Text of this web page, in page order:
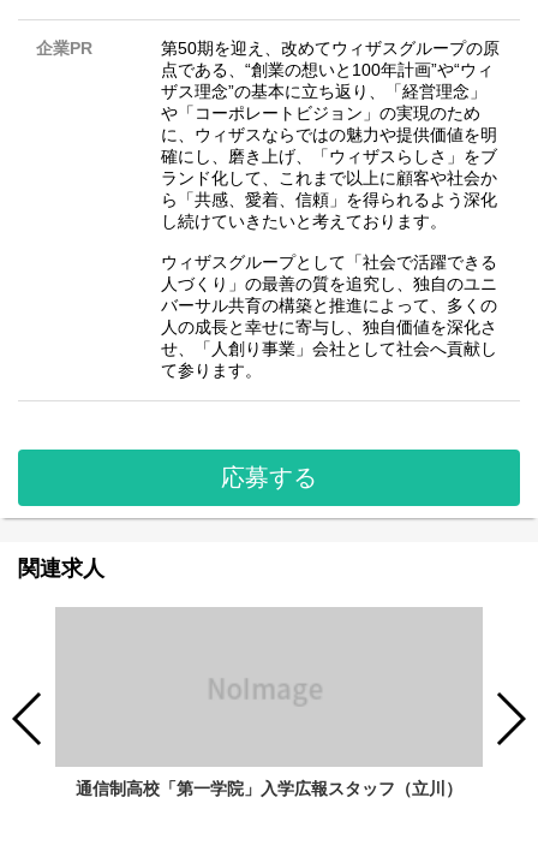
企業PR
第50期を迎え、改めてウィザスグループの原
点である、“創業の想いと100年計画”や“ウィ
ザス理念”の基本に立ち返り、「経営理念」
や「コーポレートビジョン」の実現のため
に、ウィザスならではの魅力や提供価値を明
確にし、磨き上げ、「ウィザスらしさ」をブ
ランド化して、これまで以上に顧客や社会か
ら「共感、愛着、信頼」を得られるよう深化
し続けていきたいと考えております。
ウィザスグループとして「社会で活躍できる
人づくり」の最善の質を追究し、独自のユニ
バーサル共育の構築と推進によって、多くの
人の成長と幸せに寄与し、独自価値を深化さ
せ、「人創り事業」会社として社会へ貢献し
て参ります。
応募する
関連求人
通信制高校「第一学院」入学広報スタッフ（立川）